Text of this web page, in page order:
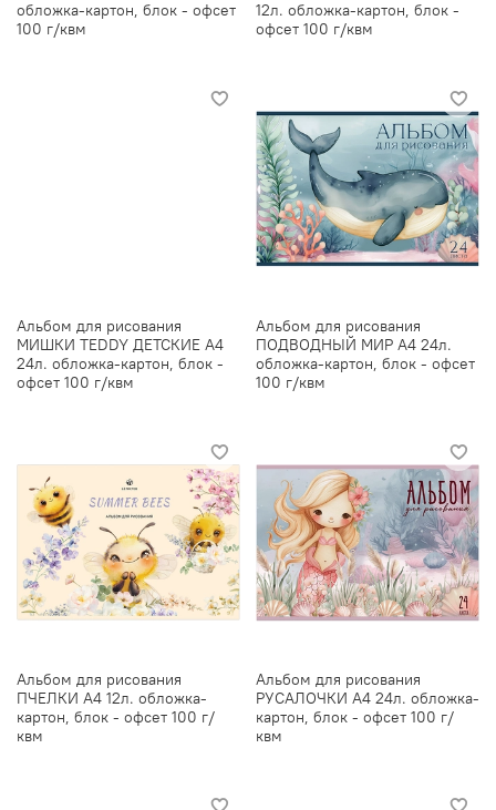
обложка-картон, блок - офсет
100 г/квм
12л. обложка-картон, блок -
офсет 100 г/квм
Альбом для рисования
МИШКИ TEDDY ДЕТСКИЕ А4
24л. обложка-картон, блок -
офсет 100 г/квм
Альбом для рисования
ПОДВОДНЫЙ МИР А4 24л.
обложка-картон, блок - офсет
100 г/квм
Альбом для рисования
ПЧЕЛКИ А4 12л. обложка-
картон, блок - офсет 100 г/
квм
Альбом для рисования
РУСАЛОЧКИ А4 24л. обложка-
картон, блок - офсет 100 г/
квм